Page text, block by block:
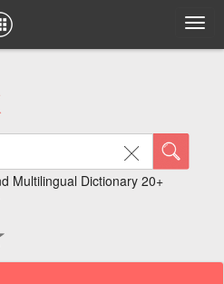
Multilingual Dictionary 20+